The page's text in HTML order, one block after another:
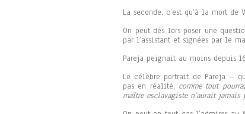
La seconde, c’est qu’à la mort
On peut dés lors poser une
par l’assistant et signées par le
Pareja peignait au moins depuis
Le célèbre portrait de Pareja –
pas en réalité, comme tout
maître esclavagiste n’aurait